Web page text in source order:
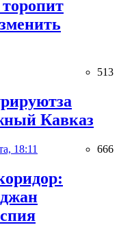
513
Кавказ
18:11 666